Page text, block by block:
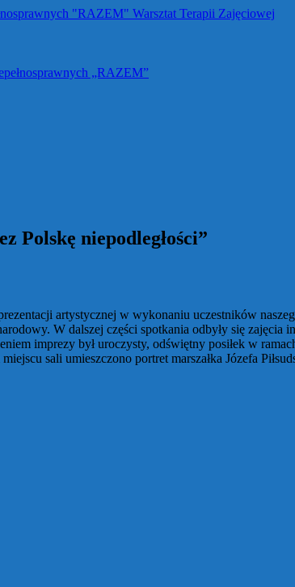
„RAZEM”
Polskę niepodległości”
artystycznej w wykonaniu uczestników
W dalszej części spotkania odbyły się
imprezy był uroczysty, odświętny posiłek w
sali umieszczono portret marszałka Józefa